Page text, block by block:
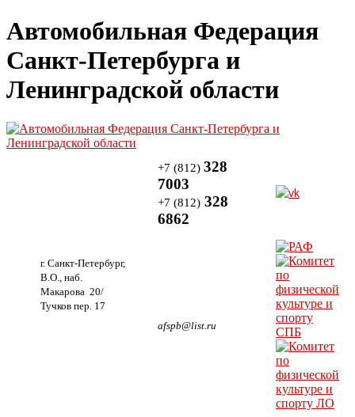
Автомобильная Федерация
Санкт-Петербурга и
Ленинградской области
г. Санкт-Петербург,
В.О., наб.
Макарова 20/
Тучков пер. 17
+7 (812) 328
7003
+7 (812) 328
6862
afspb@list.ru